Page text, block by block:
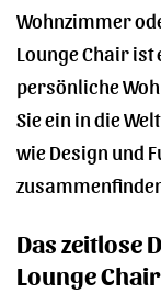
Wohnzimmer
Lounge Chair
persönliche
Sie ein in die
wie Design und
Das zeitlose
Lounge Chair